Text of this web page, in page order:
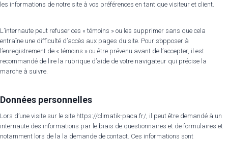
les informations de notre site à vos préférences en tant que visiteur et client.
L’internaute peut refuser ces « témoins » ou les supprimer sans que cela
entraîne une difficulté d’accès aux pages du site. Pour s’opposer à
l’enregistrement de « témoins » ou être prévenu avant de l’accepter, il est
recommandé de lire la rubrique d’aide de votre navigateur qui précise la
marche à suivre.
Données personnelles
Lors d’une visite sur le site https://climatik-paca.fr/, il peut être demandé à un
internaute des informations par le biais de questionnaires et de formulaires et
notamment lors de la la demande de contact. Ces informations sont